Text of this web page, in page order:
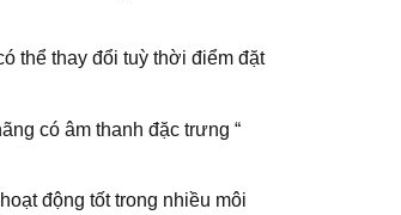
thể thay đổi tuỳ thời điểm đặt
có âm thanh đặc trưng “
động tốt trong nhiều môi